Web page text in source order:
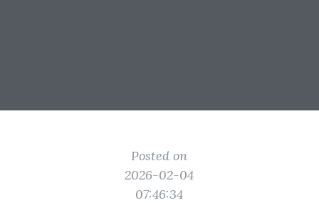
Posted on
2026-02-04
07:46:34